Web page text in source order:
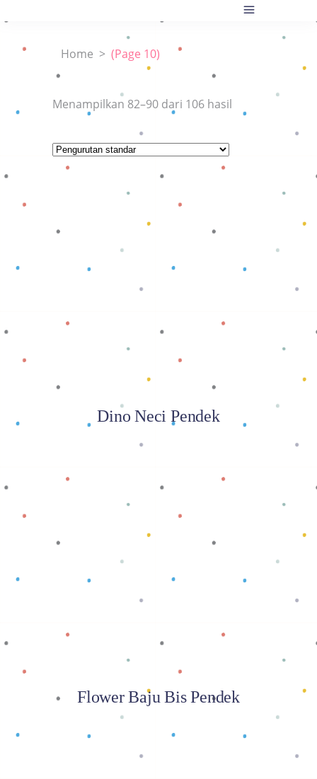
Home > (Page 10)
Menampilkan 82–90 dari 106 hasil
Baca selengkapnya
Dino Neci Pendek
Baca selengkapnya
Flower Baju Bis Pendek